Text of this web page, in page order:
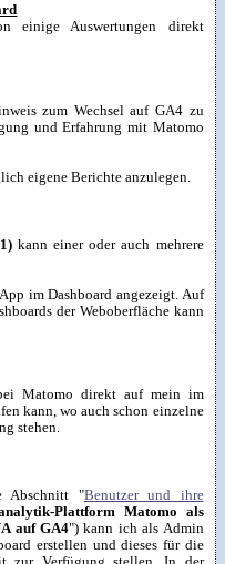
einige Auswertungen direkt
zum Wechsel auf GA4 zu
und Erfahrung mit Matomo
eigene Berichte anzulegen.
kann einer oder auch mehrere
im Dashboard angezeigt. Auf
der Weboberfläche kann
Matomo direkt auf mein im
kann, wo auch schon einzelne
stehen.
Abschnitt "Benutzer und ihre
Plattform Matomo als
auf GA4") kann ich als Admin
erstellen und dieses für die